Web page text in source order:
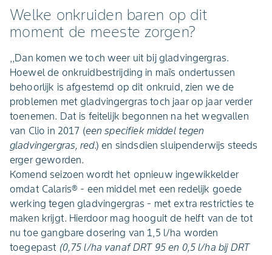
Welke onkruiden baren op dit
moment de meeste zorgen?
,,Dan komen we toch weer uit bij gladvingergras.
Hoewel de onkruidbestrijding in maïs ondertussen
behoorlijk is afgestemd op dit onkruid, zien we de
problemen met gladvingergras toch jaar op jaar verder
toenemen. Dat is feitelijk begonnen na het wegvallen
van Clio in 2017 (een specifiek middel tegen
gladvingergras, red.) en sindsdien sluipenderwijs steeds
erger geworden.
Komend seizoen wordt het opnieuw ingewikkelder
omdat Calaris® - een middel met een redelijk goede
werking tegen gladvingergras - met extra restricties te
maken krijgt. Hierdoor mag hooguit de helft van de tot
nu toe gangbare dosering van 1,5 l/ha worden
toegepast (0,75 l/ha vanaf DRT 95 en 0,5 l/ha bij DRT